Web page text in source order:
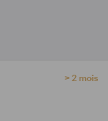
> 2 mois